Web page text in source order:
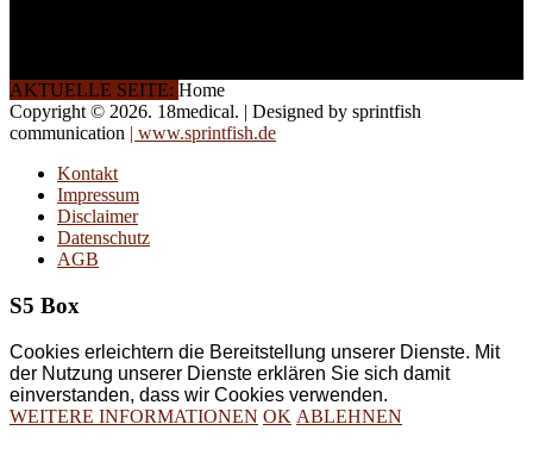
AKTUELLE SEITE: Home
Copyright © 2026. 18medical. | Designed by sprintfish
communication | www.sprintfish.de
Kontakt
Impressum
Disclaimer
Datenschutz
AGB
S5 Box
Cookies erleichtern die Bereitstellung unserer Dienste. Mit
der Nutzung unserer Dienste erklären Sie sich damit
einverstanden, dass wir Cookies verwenden.
WEITERE INFORMATIONEN OK ABLEHNEN